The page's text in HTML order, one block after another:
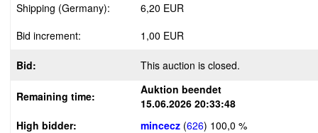
Shipping (Germany):
6,20 EUR
Bid increment:
1,00 EUR
Bid: This auction is closed.
Remaining time:
Auktion beendet
15.06.2026 20:33:48
High bidder:
mincecz (626) 100,0 %